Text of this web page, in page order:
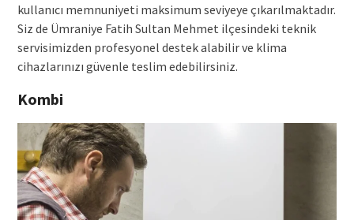
kullanıcı memnuniyeti maksimum seviyeye çıkarılmaktadır.
Siz de Ümraniye Fatih Sultan Mehmet ilçesindeki teknik
servisimizden profesyonel destek alabilir ve klima
cihazlarınızı güvenle teslim edebilirsiniz.
Kombi